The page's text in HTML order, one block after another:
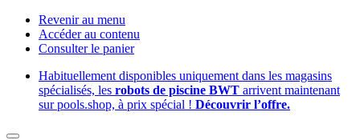
Revenir au menu
Accéder au contenu
Consulter le panier
Habituellement disponibles uniquement dans les magasins
spécialisés, les robots de piscine BWT arrivent maintenant
sur pools.shop, à prix spécial ! Découvrir l’offre.